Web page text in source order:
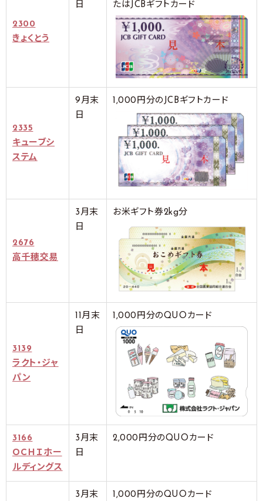
2300
きょくとう
日
たはJCBギフトカード
2335
キューブシ
ステム
9月末
日
1,000円分のJCBギフトカード
2676
高千穂交易
3月末
日
お米ギフト券2kg分
3139
ラクト・ジャ
パン
11月末
日
1,000円分のQUOカード
3166
ＯＣＨＩホー
ルディングス
3月末
日
2,000円分のQUOカード
3月末
1,000円分のQUOカード